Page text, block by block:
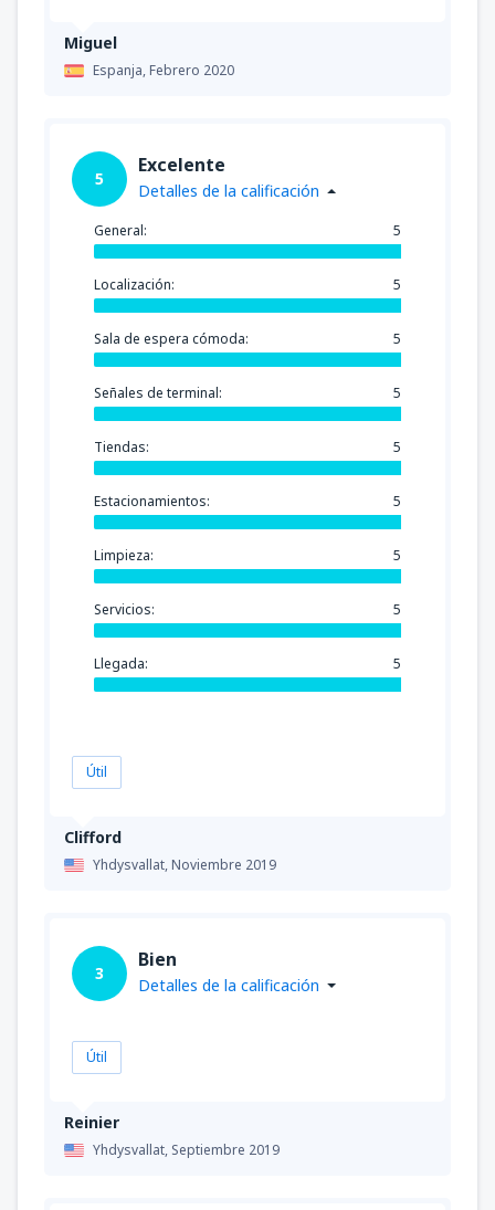
Miguel
Espanja,Febrero 2020
Clifford
Yhdysvallat,Noviembre 2019
5
Excelente
Detalles de la calificación
General: 5
Localización: 5
Sala de espera cómoda: 5
Señales de terminal: 5
Tiendas: 5
Estacionamientos: 5
Limpieza: 5
Servicios: 5
Llegada: 5
Útil
Reinier
Yhdysvallat, Septiembre 2019
3
Bien
Detalles de la calificación
Útil